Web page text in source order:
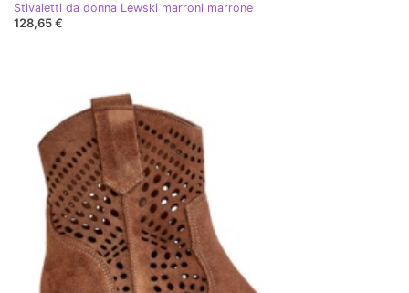
Stivaletti da donna Lewski marroni marrone
128,65 €